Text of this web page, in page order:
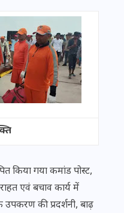
किया गया कमांड पोस्ट,
एवं बचाव कार्य में
उपकरण की प्रदर्शनी, बाढ़